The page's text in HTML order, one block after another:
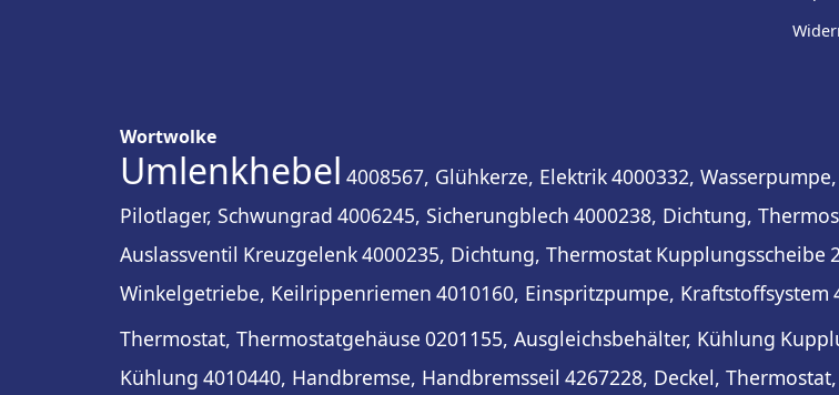
Wortwolke
Umlenkhebel 4008567, Glühkerze, Elektrik4000332,
Pilotlager, Schwungrad 4006245, Sicherungblech 4000238, Dichtung,
Auslassventil Kreuzgelenk4000235, Dichtung, Thermostat Kupplungsscheibe
Winkelgetriebe, Keilrippenriemen 4010160, Einspritzpumpe, Kraftstoffsystem
Thermostat, Thermostatgehäuse 0201155, Ausgleichsbehälter, Kühlung
Kühlung 4010440, Handbremse, Handbremsseil 4267228, Deckel,